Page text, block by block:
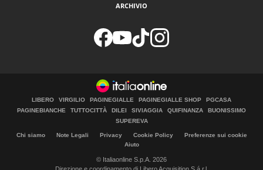
ARCHIVIO
LIBERO VIRGILIO PAGINEGIALLE PAGINEGIALLE SHOP
PGCASA
PAGINEBIANCHE
TUTTOCITTÀ DILEI SIVIAGGIA QUIFINANZA
BUONISSIMO
SUPEREVA
Chi siamo Note Legali Privacy Cookie Policy
Preferenze sui cookie
Aiuto
© Italiaonline S.p.A. 2026